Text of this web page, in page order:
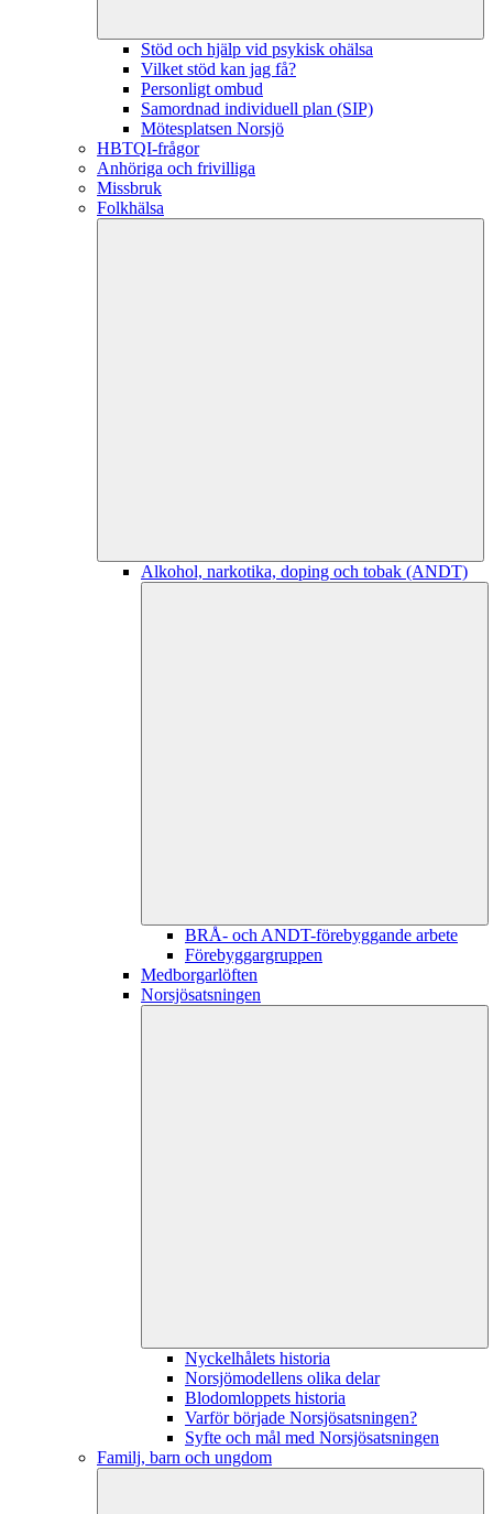
Stöd och hjälp vid psykisk ohälsa
Vilket stöd kan jag få?
Personligt ombud
Samordnad individuell plan (SIP)
Mötesplatsen Norsjö
HBTQI-frågor
Anhöriga och frivilliga
Missbruk
Folkhälsa
Alkohol, narkotika, doping och tobak (ANDT)
BRÅ- och ANDT-förebyggande arbete
Förebyggargruppen
Medborgarlöften
Norsjösatsningen
Nyckelhålets historia
Norsjömodellens olika delar
Blodomloppets historia
Varför började Norsjösatsningen?
Syfte och mål med Norsjösatsningen
Familj, barn och ungdom